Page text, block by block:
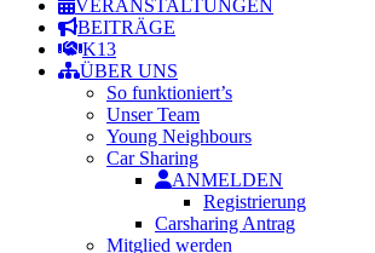
VERANSTALTUNGEN
BEITRÄGE
K13
ÜBER UNS
So funktioniert’s
Unser Team
Young Neighbours
Car Sharing
ANMELDEN
Registrierung
Carsharing Antrag
Mitglied werden